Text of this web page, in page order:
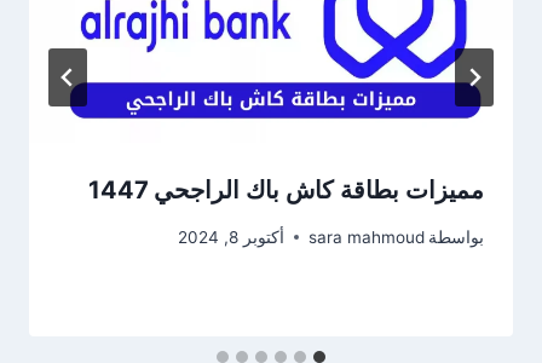
مميزات بطاقة كاش باك الراجحي 1447
بواسطة sara mahmoud أكتوبر 8, 2024